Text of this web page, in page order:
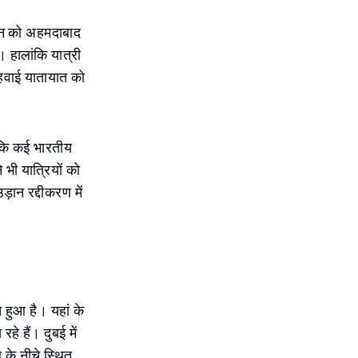
को अहमदाबाद
यात्री
यातायात को
कई भारतीय
यात्रियों को
रद्दीकरण में
हुआ है। यहां के
रहे हैं। दुबई में